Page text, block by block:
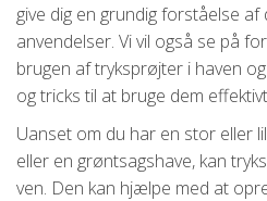
give dig en grundig forståelse
anvendelser. Vi vil også se på
brugen af tryksprøjter i haven
og tricks til at bruge dem
Uanset om du har en stor eller
eller en grøntsagshave, kan
ven. Den kan hjælpe med at